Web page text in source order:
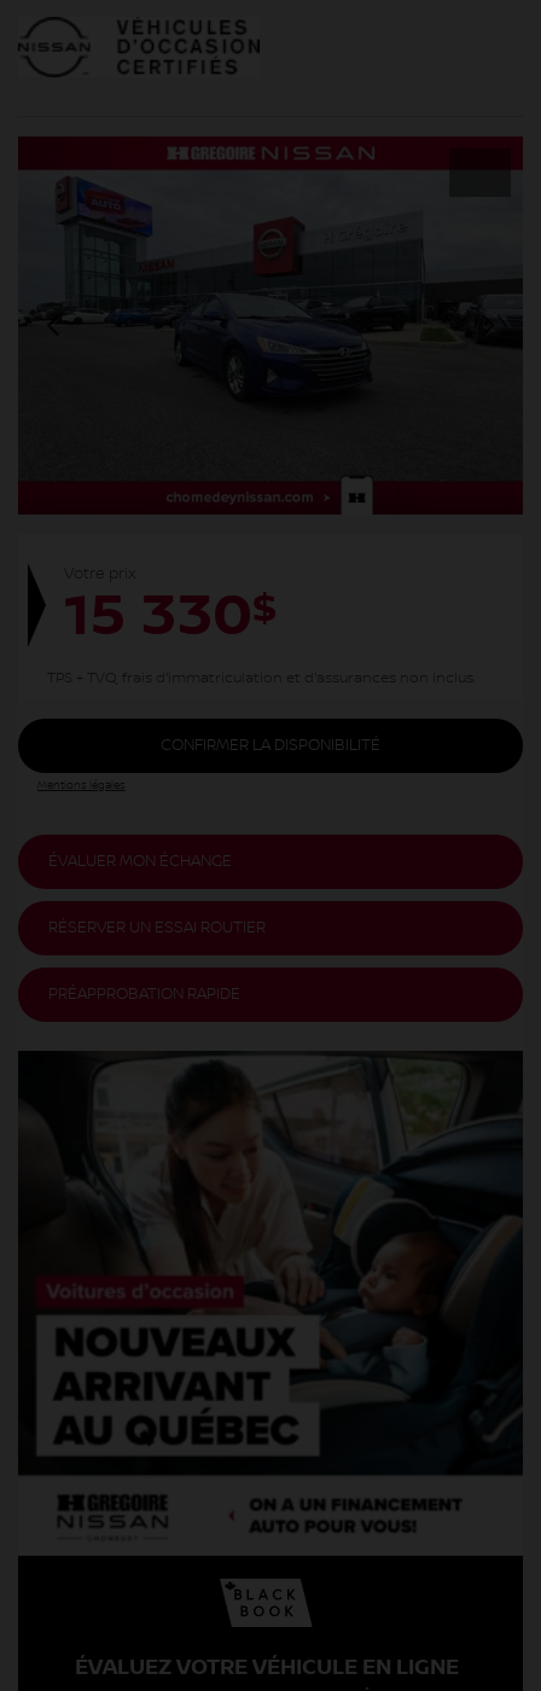
Votre prix
15 330$
TPS + TVQ, frais d'immatriculation et d'assurances non inclus.
CONFIRMER LA DISPONIBILITÉ
Mentions légales
ÉVALUER MON ÉCHANGE
RÉSERVER UN ESSAI ROUTIER
PRÉAPPROBATION RAPIDE
ÉVALUEZ VOTRE VÉHICULE EN LIGNE